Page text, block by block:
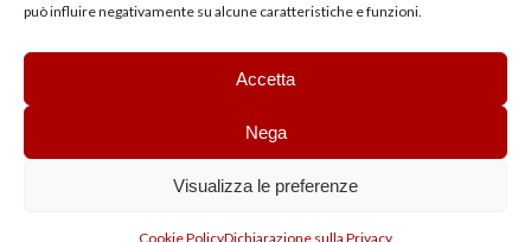
può influire negativamente su alcune caratteristiche e funzioni.
Accetta
Nega
Visualizza le preferenze
Cookie PolicyDichiarazione sulla Privacy
Powered by:
Salvatore Leto